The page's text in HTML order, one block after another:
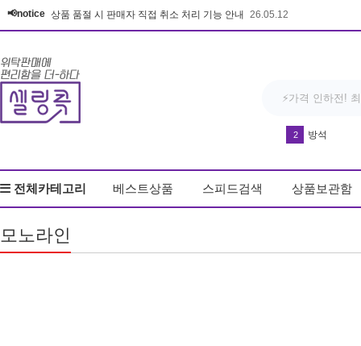
📢notice 상품 품절 시 판매자 직접 취소 처리 기능 안내 26.05.12
2 방석
4 반영구 휴
6 드라이기
전체카테고리 베스트상품 스피드검색 상품보관함
모노라인